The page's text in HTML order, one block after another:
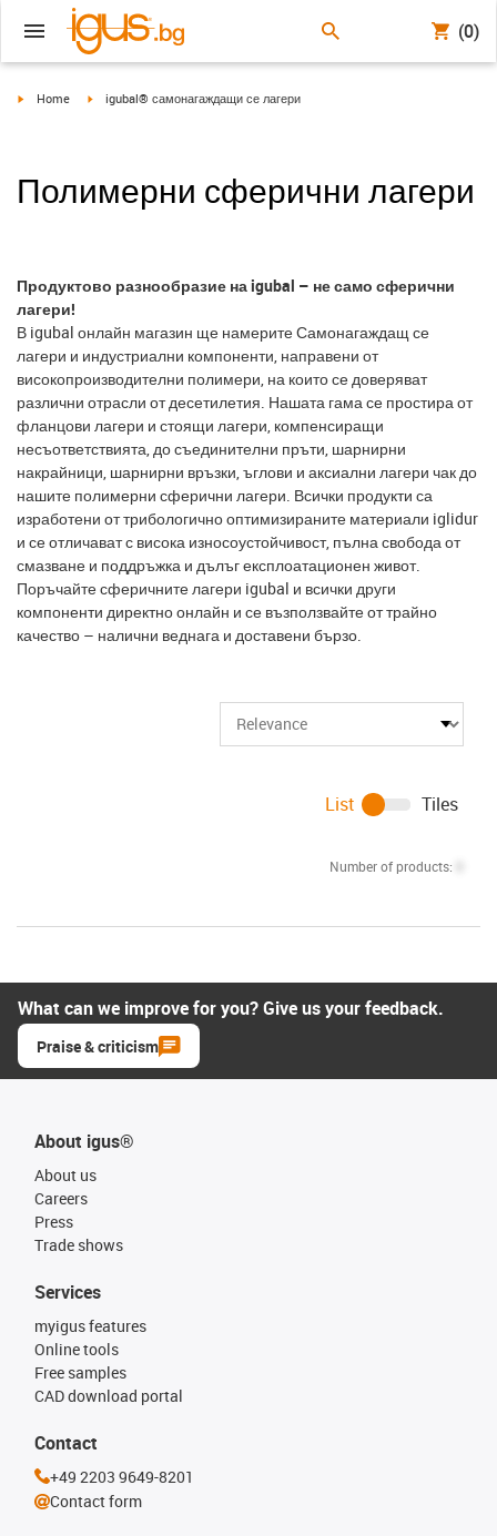
(0)
igus-icon-arrow-right
Home igus-icon-arrow-right
igubal® самонагаждащи се лагери
Полимерни сферични лагери
Продуктово разнообразие на igubal – не само сферични
лагери!
В igubal онлайн магазин ще намерите Самонагаждащ се
лагери и индустриални компоненти, направени от
високопроизводителни полимери, на които се доверяват
различни отрасли от десетилетия. Нашата гама се простира от
фланцови лагери и стоящи лагери, компенсиращи
несъответствията, до съединителни пръти, шарнирни
накрайници, шарнирни връзки, ъглови и аксиални лагери чак до
нашите полимерни сферични лагери. Всички продукти са
изработени от трибологично оптимизираните материали iglidur
и се отличават с висока износоустойчивост, пълна свобода от
смазване и поддръжка и дълъг експлоатационен живот.
Поръчайте сферичните лагери igubal и всички други
компоненти директно онлайн и се възползвайте от трайно
качество – налични веднага и доставени бързо.
Number of products:
List Tiles
What can we improve for you? Give us your feedback.
Praise & criticism
About igus®
About us
Careers
Press
Trade shows
Services
myigus features
Online tools
Free samples
CAD download portal
Contact
+49 2203 9649-8201
Contact form